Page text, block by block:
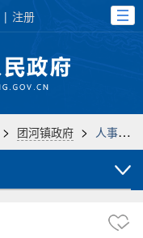
| 注册
> 团河镇政府 > 人事信息